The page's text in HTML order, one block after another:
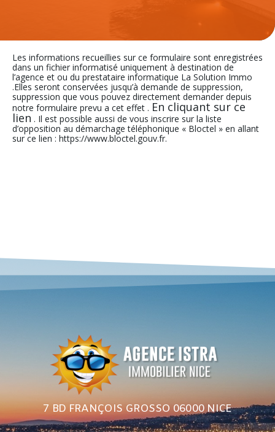
Les informations recueillies sur ce formulaire sont enregistrées
dans un fichier informatisé uniquement à destination de
l’agence et ou du prestataire informatique La Solution Immo
.Elles seront conservées jusqu’à demande de suppression,
suppression que vous pouvez directement demander depuis
notre formulaire prevu a cet effet . En cliquant sur ce
lien . Il est possible aussi de vous inscrire sur la liste
d’opposition au démarchage téléphonique « Bloctel » en allant
sur ce lien : https://www.bloctel.gouv.fr.
7 BD FRANÇOIS GROSSO 06000 NICE